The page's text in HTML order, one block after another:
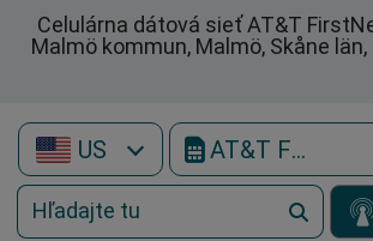
Celulárna dátová sieť AT&T
Malmö kommun, Malmö, Skåne
US AT&T FirstNet